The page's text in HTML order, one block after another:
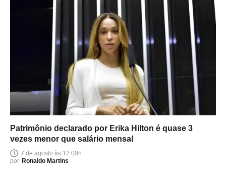
Patrimônio declarado por Erika Hilton é quase 3
vezes menor que salário mensal
7 de agosto às 12:00h
por Ronaldo Martins